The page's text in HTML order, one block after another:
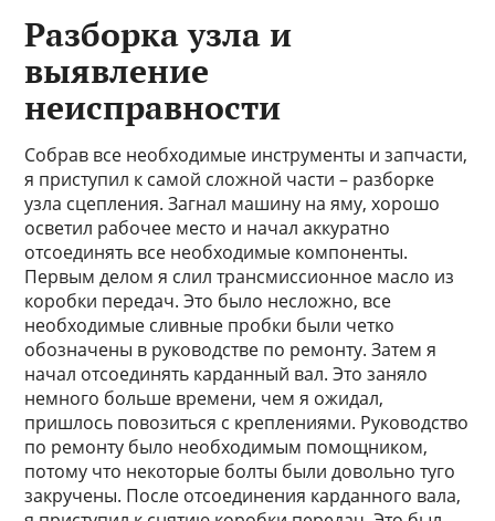
Разборка узла и
выявление
неисправности
Собрав все необходимые инструменты и запчасти,
я приступил к самой сложной части – разборке
узла сцепления. Загнал машину на яму, хорошо
осветил рабочее место и начал аккуратно
отсоединять все необходимые компоненты.
Первым делом я слил трансмиссионное масло из
коробки передач. Это было несложно, все
необходимые сливные пробки были четко
обозначены в руководстве по ремонту. Затем я
начал отсоединять карданный вал. Это заняло
немного больше времени, чем я ожидал,
пришлось повозиться с креплениями. Руководство
по ремонту было необходимым помощником,
потому что некоторые болты были довольно туго
закручены. После отсоединения карданного вала,